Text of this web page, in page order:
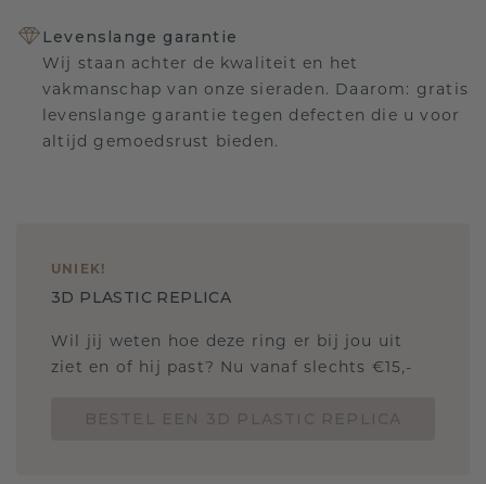
Levenslange garantie
Wij staan achter de kwaliteit en het
vakmanschap van onze sieraden. Daarom: gratis
levenslange garantie tegen defecten die u voor
altijd gemoedsrust bieden.
UNIEK!
3D PLASTIC REPLICA
Wil jij weten hoe deze ring er bij jou uit
ziet en of hij past? Nu vanaf slechts €15,-